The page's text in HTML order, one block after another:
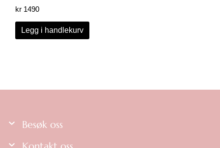
kr 1490
Legg i handlekurv
Besøk oss